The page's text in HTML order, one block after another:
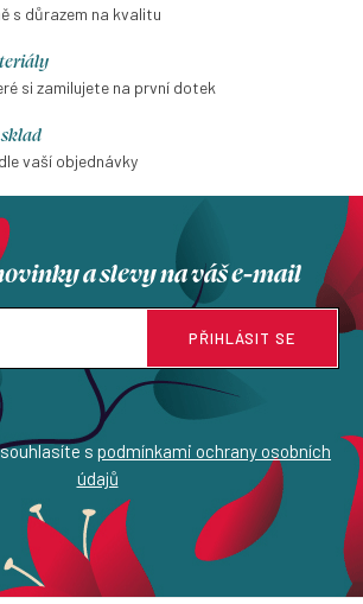
s důrazem na kvalitu
si zamilujete na první dotek
vaší objednávky
a slevy na váš e-mail
s podmínkami ochrany osobních
údajů
PŘIHLÁSIT SE